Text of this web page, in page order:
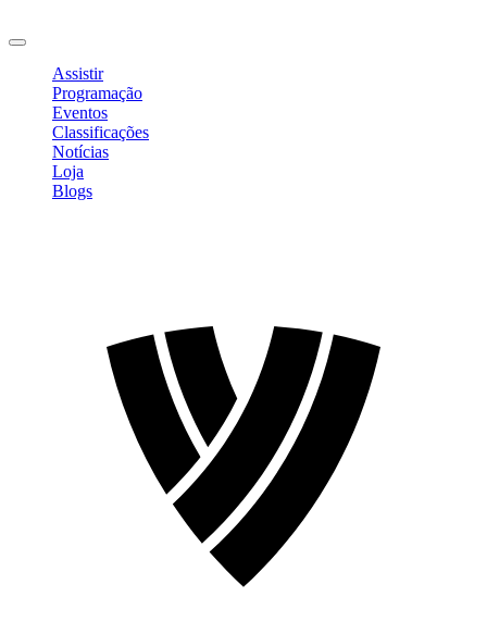
Assistir
Programação
Eventos
Classificações
Notícias
Loja
Blogs